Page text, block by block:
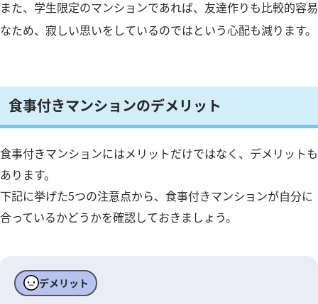
また、学生限定のマンションであれば、友達作りも比較的容易
なため、寂しい思いをしているのではという心配も減ります。
食事付きマンションのデメリット
食事付きマンションにはメリットだけではなく、デメリットも
あります。
下記に挙げた5つの注意点から、食事付きマンションが自分に
合っているかどうかを確認しておきましょう。
デメリット